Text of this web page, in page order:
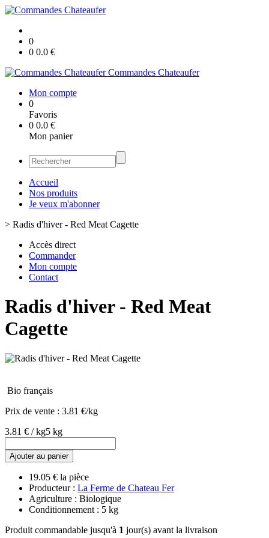
0
0 0.0 €
Commandes Chateaufer
Mon compte
0
Favoris
0 0.0 €
Mon panier
Accueil
Nos produits
Je veux m'abonner
> Radis d'hiver - Red Meat Cagette
Accès direct
Commander
Mon compte
Contact
Radis d'hiver - Red Meat
Cagette
Bio français
Prix de vente : 3.81 €/kg
3.81 € / kg5 kg
Ajouter au panier
19.05 € la pièce
Producteur : La Ferme de Chateau Fer
Agriculture : Biologique
Conditionnement : 5 kg
Produit commandable jusqu'à 1 jour(s) avant la livraison